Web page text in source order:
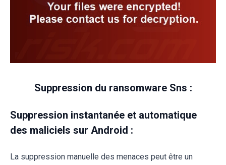
Suppression du ransomware Sns :
Suppression instantanée et automatique
des maliciels sur Android :
La suppression manuelle des menaces peut être un